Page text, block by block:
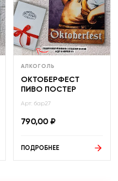
АЛКОГОЛЬ
ОКТОБЕРФЕСТ
ПИВО ПОСТЕР
Арт: бар27
790,00 ₽
ПОДРОБНЕЕ